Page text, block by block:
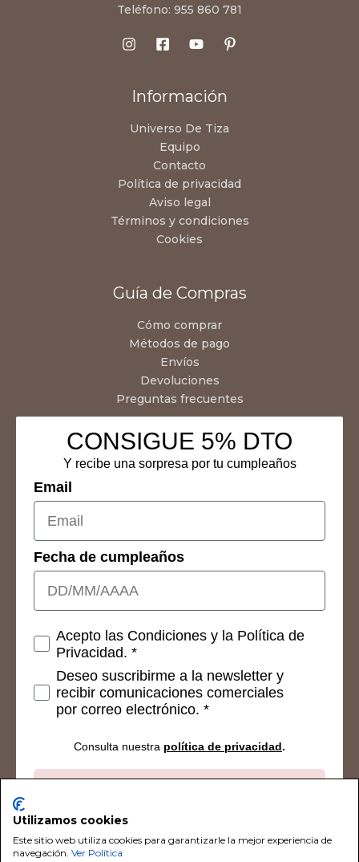
Teléfono: 955 860 781
Información
Universo De Tiza
Equipo
Contacto
Política de privacidad
Aviso legal
Términos y condiciones
Cookies
Guía de Compras
Cómo comprar
Métodos de pago
Envíos
Devoluciones
Preguntas frecuentes
CONSIGUE 5% DTO
Y recibe una sorpresa por tu cumpleaños
Email
Fecha de cumpleaños
Consetimientos
Acepto las Condiciones y la Política de
Privacidad. *
Deseo suscribirme a la newsletter y
recibir comunicaciones comerciales
por correo electrónico. *
Consulta nuestra política de privacidad.
Utilizamos cookies
Este sitio web utiliza cookies para garantizarle la mejor experiencia de
navegación. Ver Política